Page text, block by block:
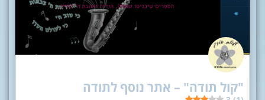
"קול תודה" – אתר נוסף לתודה